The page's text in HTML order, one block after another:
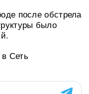
после обстрела
было
Сеть